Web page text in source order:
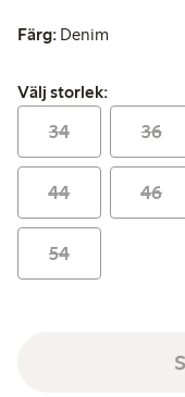
Färg: Denim
Välj storlek:
Välj storlek:
34 36
44 46
54